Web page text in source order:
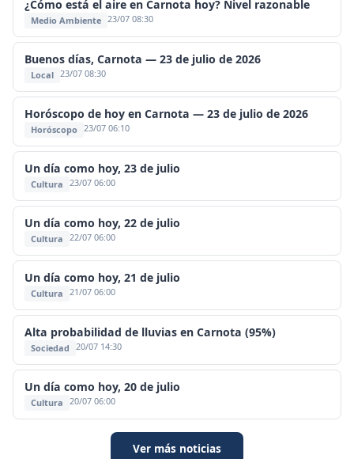
¿Cómo está el aire en Carnota hoy? Nivel razonable
Medio Ambiente 23/07 08:30
Buenos días, Carnota — 23 de julio de 2026
Local 23/07 08:30
Horóscopo de hoy en Carnota — 23 de julio de 2026
Horóscopo 23/07 06:10
Un día como hoy, 23 de julio
Cultura 23/07 06:00
Un día como hoy, 22 de julio
Cultura 22/07 06:00
Un día como hoy, 21 de julio
Cultura 21/07 06:00
Alta probabilidad de lluvias en Carnota (95%)
Sociedad 20/07 14:30
Un día como hoy, 20 de julio
Cultura 20/07 06:00
Ver más noticias